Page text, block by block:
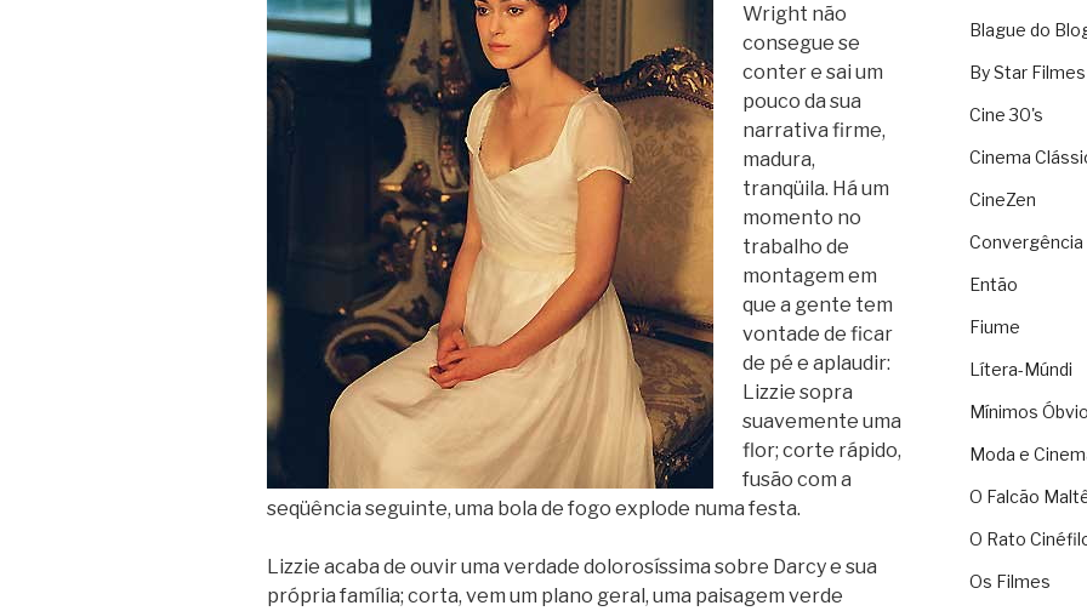
Wright não
consegue se
conter e sai um
pouco da sua
narrativa firme,
madura,
tranqüila. Há um
momento no
trabalho de
montagem em
que a gente tem
vontade de ficar
de pé e aplaudir:
Lizzie sopra
suavemente uma
flor; corte rápido,
fusão com a
seqüência seguinte, uma bola de fogo explode numa festa.
Lizzie acaba de ouvir uma verdade dolorosíssima sobre Darcy e sua
própria família; corta, vem um plano geral, uma paisagem verde
Blague do
By Star Filmes
Cine 30's
Cinema
CineZen
Convergência
Então
Fiume
Lítera-Múndi
Mínimos
Moda e
O Falcão
O Rato
Os Filmes